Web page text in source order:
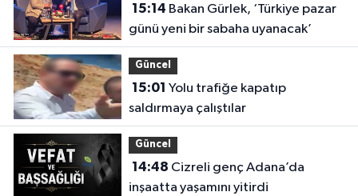
15:14
günü yeni bir sabaha uyanacak’
Güncel
15:01
saldırmaya çalıştılar
Güncel
14:48
inşaatta yaşamını yitirdi